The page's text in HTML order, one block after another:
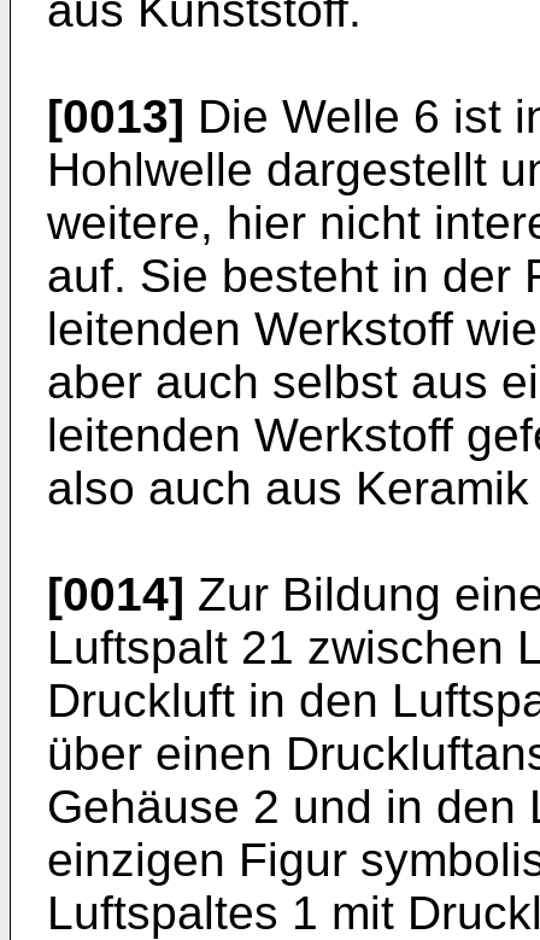
[0013] Die Welle 6 ist
Hohlwelle dargestellt
weitere, hier nicht
auf. Sie besteht in der
leitenden Werkstoff
aber auch selbst aus
leitenden Werkstoff
also auch aus
[0014] Zur Bildung
Luftspalt 21 zwischen
Druckluft in den
über einen
Gehäuse 2 und in den
einzigen Figur
Luftspaltes 1 mit